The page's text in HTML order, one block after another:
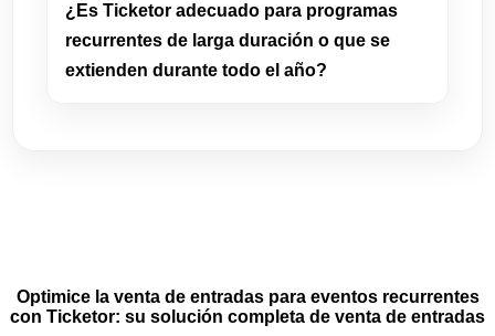
¿Es Ticketor adecuado para programas
recurrentes de larga duración o que se
extienden durante todo el año?
Optimice la venta de entradas para eventos recurrentes
con Ticketor: su solución completa de venta de entradas